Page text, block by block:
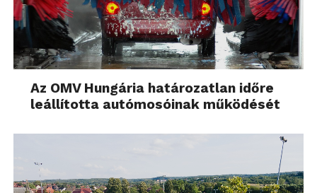
Az OMV Hungária határozatlan időre
leállította autómosóinak működését